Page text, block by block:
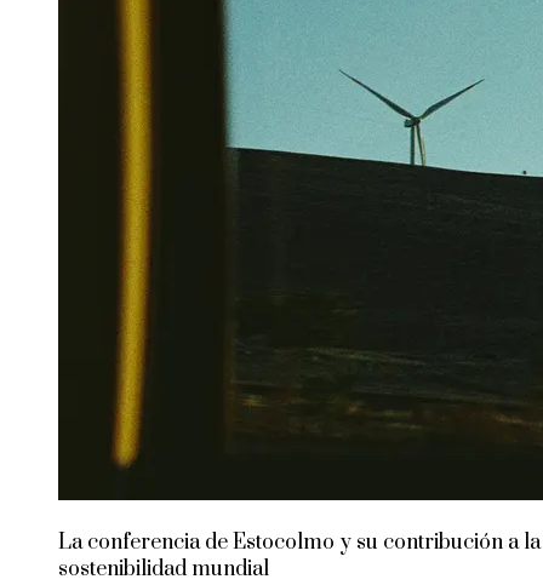
La conferencia de Estocolmo y su contribución a la
sostenibilidad mundial